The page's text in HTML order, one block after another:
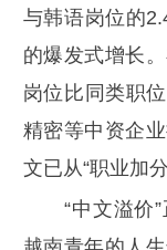
与韩语岗位的
的爆发式增长
岗位比同类职
精密等中资企
文已从“职业加
“中文溢价”